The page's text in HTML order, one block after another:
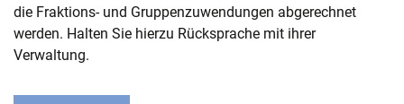
die Fraktions- und Gruppenzuwendungen abgerechnet
werden. Halten Sie hierzu Rücksprache mit ihrer
Verwaltung.